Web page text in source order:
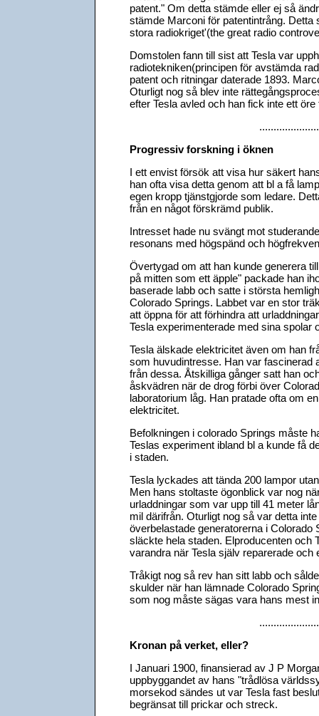
patent." Om detta stämde eller ej så
stämde Marconi för patentintrång.
stora radiokriget'(the great radio
Domstolen fann till sist att Tesla var
radiotekniken(principen för avstämda
patent och ritningar daterade 1893.
Oturligt nog så blev inte
efter Tesla avled och han fick inte ett
Progressiv forskning i öknen
I ett envist försök att visa hur säkert
han ofta visa detta genom att bl a få
egen kropp tjänstgjorde som ledare.
från en något förskrämd publik.
Intresset hade nu svängt mot
resonans med högspänd och
Övertygad om att han kunde generera
på mitten som ett äpple" packade han
baserade labb och satte i största
Colorado Springs. Labbet var en stor
att öppna för att förhindra att
Tesla experimenterade med sina spolar
Tesla älskade elektricitet även om han
som huvudintresse. Han var fascinerad
från dessa. Åtskilliga gånger satt han
åskvädren när de drog förbi över
laboratorium låg. Han pratade ofta om
elektricitet.
Befolkningen i colorado Springs måste
Teslas experiment ibland bl a kunde få
i staden.
Tesla lyckades att tända 200 lampor
Men hans stoltaste ögonblick var nog
urladdningar som var upp till 41 meter
mil därifrån. Oturligt nog så var detta
överbelastade generatorerna i Colorado
släckte hela staden. Elproducenten och
varandra när Tesla själv reparerade
Tråkigt nog så rev han sitt labb och
skulder när han lämnade Colorado
som nog måste sägas vara hans mest
Kronan på verket, eller?
I Januari 1900, finansierad av J P
uppbyggandet av hans "trådlösa
morsekod sändes ut var Tesla fast
begränsat till prickar och streck.